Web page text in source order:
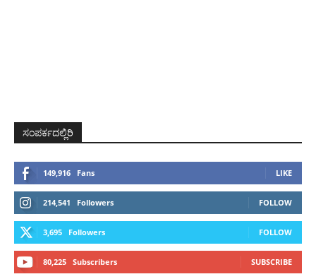
ಸಂಪರ್ಕದಲ್ಲಿರಿ
149,916 Fans LIKE
214,541 Followers FOLLOW
3,695 Followers FOLLOW
80,225 Subscribers SUBSCRIBE